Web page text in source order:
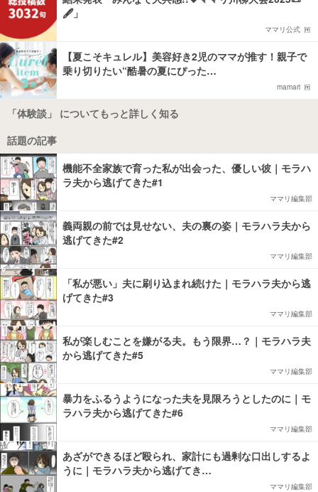
🖋️」
ママリ公式
【夏こそキュレル】美容好き2児のママが推す！親子で
乗り切りたい“酷暑の夏にぴった…
mamari
「体験談」 についてもっと詳しく知る
話題の記事
機能不全家族で育った私が出会った、優しい彼｜モラハ
ラ夫から逃げてきた#1
ママリ編集部
義両親の前では見せない、夫の裏の姿｜モラハラ夫から
逃げてきた#2
ママリ編集部
「私が悪い」夫に刷り込まれ続けた｜モラハラ夫から逃
げてきた#3
ママリ編集部
私が楽しむことを嫌がる夫。もう限界…？｜モラハラ夫
から逃げてきた#5
ママリ編集部
暴力をふるうようになった夫を見限ろうとしたのに｜モ
ラハラ夫から逃げてきた#6
ママリ編集部
あざができるほど殴られ、家計にも過剰な口出しするよ
うに｜モラハラ夫から逃げてき…
ママリ編集部